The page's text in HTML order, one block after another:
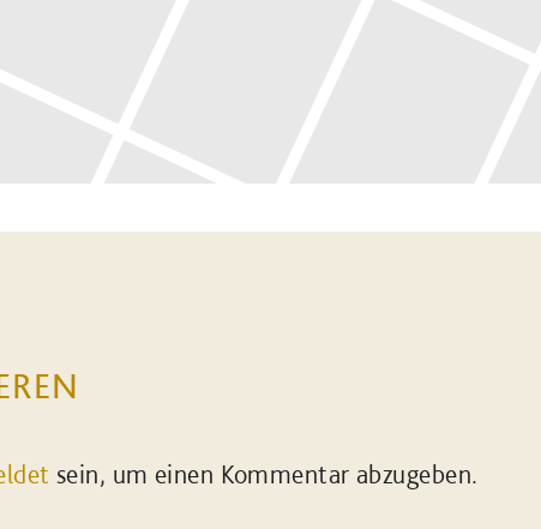
sein, um einen Kommentar abzugeben.